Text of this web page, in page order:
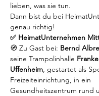
lieben, was sie tun.
Dann bist du bei
genau richtig!
✅ HeimatUnternehmen
🧭 Zu Gast bei: Bernd
seine Trampolinhalle
Uffenheim, gestartet als
Freizeiteinrichtung, in ein
Gesundheitszentrum rund